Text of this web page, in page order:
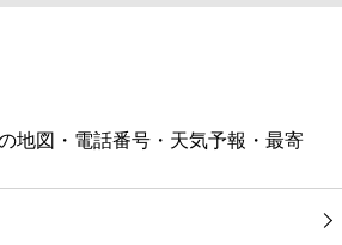
地図・電話番号・天気予報・最寄